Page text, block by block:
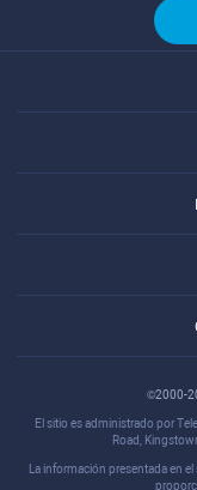
©2000-
El sitio es administrado por
Road,
La información presentada en